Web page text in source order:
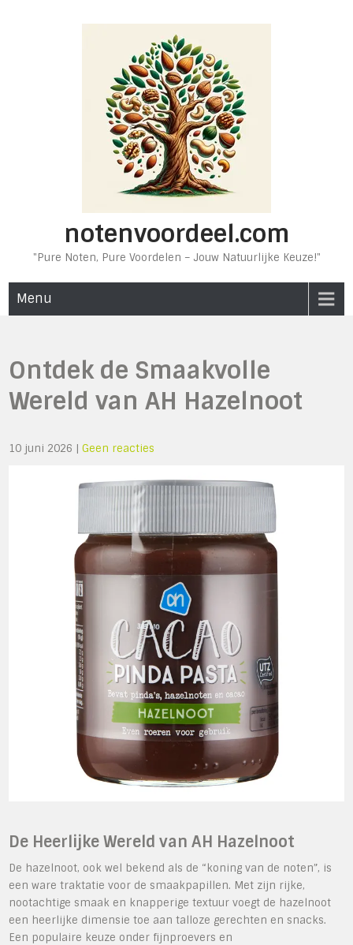
notenvoordeel.com
"Pure Noten, Pure Voordelen – Jouw Natuurlijke Keuze!"
Menu
Ontdek de Smaakvolle
Wereld van AH Hazelnoot
10 juni 2026 |Geen reacties
De Heerlijke Wereld van AH Hazelnoot
De hazelnoot, ook wel bekend als de “koning van de noten”, is
een ware traktatie voor de smaakpapillen. Met zijn rijke,
nootachtige smaak en knapperige textuur voegt de hazelnoot
een heerlijke dimensie toe aan talloze gerechten en snacks.
Een populaire keuze onder fijnproevers en